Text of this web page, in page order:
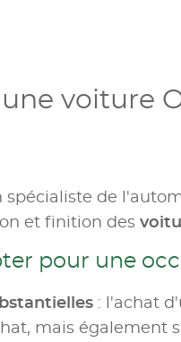
voiture
spécialiste de
et finition des
pour une
: l'achat
mais également